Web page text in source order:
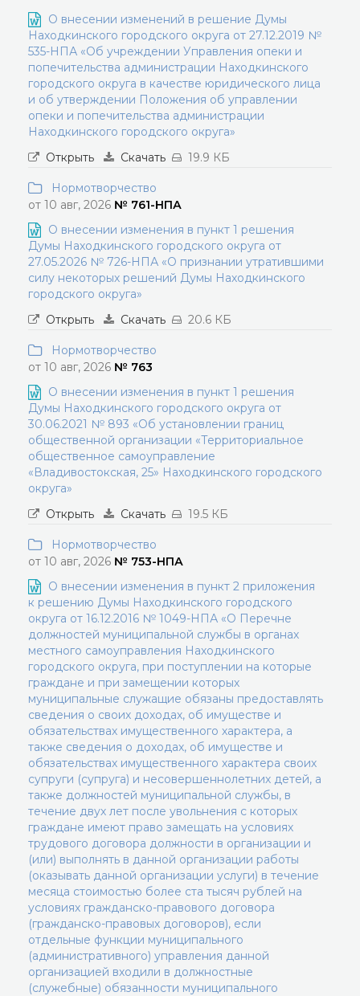
О внесении изменений в решение Думы
Находкинского городского округа от 27.12.2019 №
535-НПА «Об учреждении Управления опеки и
попечительства администрации Находкинского
городского округа в качестве юридического лица
и об утверждении Положения об управлении
опеки и попечительства администрации
Находкинского городского округа»
Открыть
Скачать 19.9 КБ
Нормотворчество
от 10 авг, 2026 № 761-НПА
О внесении изменения в пункт 1 решения
Думы Находкинского городского округа от
27.05.2026 № 726-НПА «О признании утратившими
силу некоторых решений Думы Находкинского
городского округа»
Открыть
Скачать 20.6 КБ
Нормотворчество
от 10 авг, 2026 № 763
О внесении изменения в пункт 1 решения
Думы Находкинского городского округа от
30.06.2021 № 893 «Об установлении границ
общественной организации «Территориальное
общественное самоуправление
«Владивостокская, 25» Находкинского городского
округа»
Открыть
Скачать 19.5 КБ
Нормотворчество
от 10 авг, 2026 № 753-НПА
О внесении изменения в пункт 2 приложения
к решению Думы Находкинского городского
округа от 16.12.2016 № 1049-НПА «О Перечне
должностей муниципальной службы в органах
местного самоуправления Находкинского
городского округа, при поступлении на которые
граждане и при замещении которых
муниципальные служащие обязаны предоставлять
сведения о своих доходах, об имуществе и
обязательствах имущественного характера, а
также сведения о доходах, об имуществе и
обязательствах имущественного характера своих
супруги (супруга) и несовершеннолетних детей, а
также должностей муниципальной службы, в
течение двух лет после увольнения с которых
граждане имеют право замещать на условиях
трудового договора должности в организации и
(или) выполнять в данной организации работы
(оказывать данной организации услуги) в течение
месяца стоимостью более ста тысяч рублей на
условиях гражданско-правового договора
(гражданско-правовых договоров), если
отдельные функции муниципального
(административного) управления данной
организацией входили в должностные
(служебные) обязанности муниципального